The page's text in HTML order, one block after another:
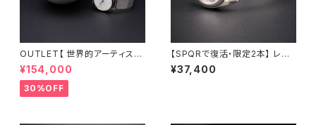
OUTLET【 世界的アーティスト
五十嵐威暢デザイン 手巻付自
動巻 earth watch 】 ブルー
天秤秒針が象徴的な機械式×ス
テンレスメッシュ 白
¥154,000
30%OFF
【SPQRで復活・限定2本】 レト
ロ調 懐かしい12時ブラウン竜頭
小型サイズのシンプルデザイン・
¥37,400